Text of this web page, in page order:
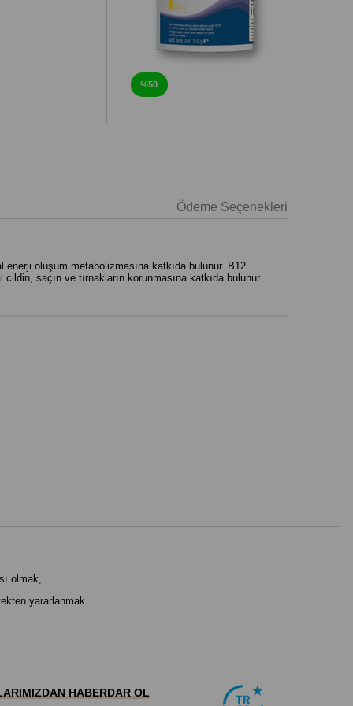
%50
Ödeme Seçenekleri
oluşum metabolizmasına katkıda bulunur. B12
saçın ve tırnakların korunmasına katkıda bulunur.
olmak,
yararlanmak
HABERDAR OL